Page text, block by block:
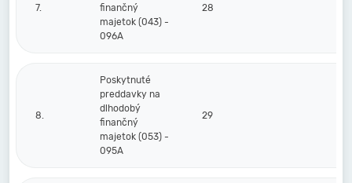
7.
finančný
majetok (043) -
096A
28
8.
Poskytnuté
preddavky na
dlhodobý
finančný
majetok (053) -
095A
29